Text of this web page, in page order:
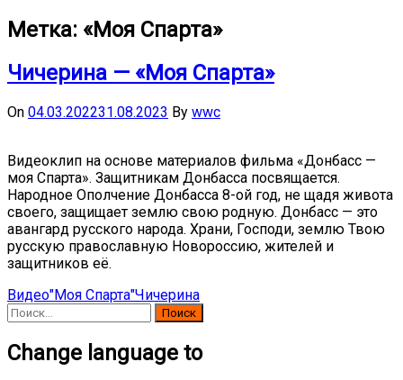
Метка: «Моя Спарта»
Чичерина — «Моя Спарта»
On 04.03.202231.08.2023 By wwc
Видеоклип на основе материалов фильма «Донбасс —
моя Спарта». Защитникам Донбасса посвящается.
Народное Ополчение Донбасса 8-ой год, не щадя живота
своего, защищает землю свою родную. Донбасс — это
авангард русского народа. Храни, Господи, землю Твою
русскую православную Новороссию, жителей и
защитников её.
Видео"Моя Спарта"Чичерина
Найти:
Change language to